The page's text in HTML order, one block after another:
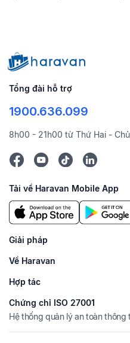
Tổng đài hỗ trợ
1900.636.099
8h00 - 21h00 từ Thứ Hai -
Tải về Haravan Mobile App
Giải pháp
Về Haravan
Hợp tác
Chứng chỉ ISO 27001
Hệ thống quản lý an toàn thông